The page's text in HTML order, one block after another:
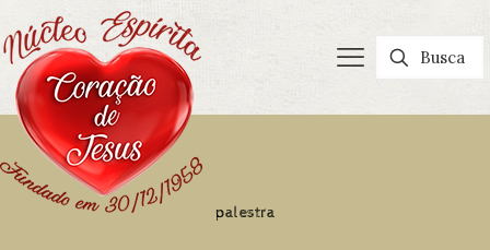
palestra